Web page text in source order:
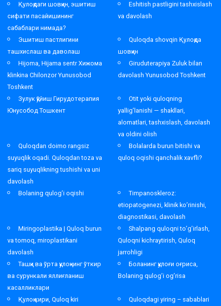
Қулоқдаги шовқин, эшитиш
сифати пасайишининг
сабаблари нимада?
Eshitish pastligini tashxislash
va davolash
Эшитиш пастлигини
ташхислаш ва даволаш
Quloqda shovqin Қулоқда
шовқин
Hijoma, Hijama sentr Хижома
klinkina Chilonzor Yunusobod
Toshkent
Giruduterapiya Zuluk bilan
davolash Yunusobod Toshkent
Зулук қўйиш Гирудотерапия
Юнусобод Тошкент
Otit yoki quloqning
yallig’lanishi — shakllari,
alomatlari, tashxislash, davolash
va oldini olish
Quloqdan doimo rangsiz
suyuqlik oqadi. Quloqdan toza va
sariq suyuqlikning tushishi va uni
davolash
Bolalarda burun bitishi va
quloq oqishi qanchalik xavfli?
Bolaning qulog’i oqishi
Timpanoskleroz:
etiopatogenezi, klinik ko’rinishi,
diagnostikasi, davolash
Miringoplastika | Quloq burun
va tomoq, miroplastikani
davolash
Shalpang quloqni to’g’irlash,
Quloqni kichraytirish, Quloq
jarrohligi
Ташқи ва ўрта қулоқнинг ўткир
ва сурункали яллиғланиш
касалликлари
Боланинг қулоғи оғриса,
Bolaning qulog’i og’risa
Қулоқ кири, Quloq kiri
Quloqdagi yiring – sabablari